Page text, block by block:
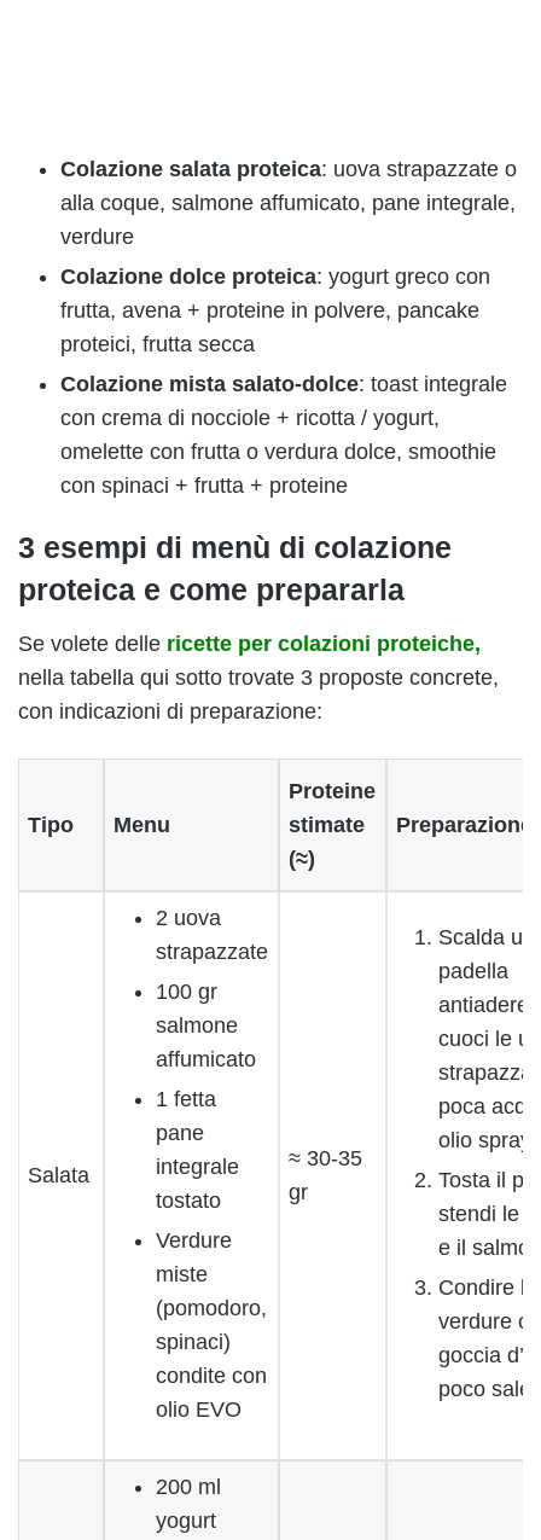
Colazione salata proteica: uova strapazzate o
alla coque, salmone affumicato, pane integrale,
verdure
Colazione dolce proteica: yogurt greco con
frutta, avena + proteine in polvere, pancake
proteici, frutta secca
Colazione mista salato-dolce: toast integrale
con crema di nocciole + ricotta / yogurt,
omelette con frutta o verdura dolce, smoothie
con spinaci + frutta + proteine
3 esempi di menù di colazione
proteica e come prepararla
Se volete delle ricette per colazioni proteiche,
nella tabella qui sotto trovate 3 proposte concrete,
con indicazioni di preparazione:
Tipo Menu
Proteine
stimate
(≈)
Preparazione
Salata
2 uova
strapazzate
100 gr
salmone
affumicato
1 fetta
pane
integrale
tostato
Verdure
miste
(pomodoro,
spinaci)
condite con
olio EVO
≈ 30-35
gr
Scalda
padella
cuoci le
poca
olio spray
Tosta il
stendi le
e il
Condire le
verdure
goccia
poco sale
200 ml
yogurt